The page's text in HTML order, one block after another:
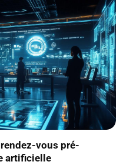
vous pré-
artificielle